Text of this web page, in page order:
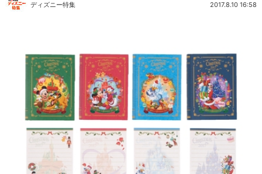
ディズニー特集 2017.8.10 16:58